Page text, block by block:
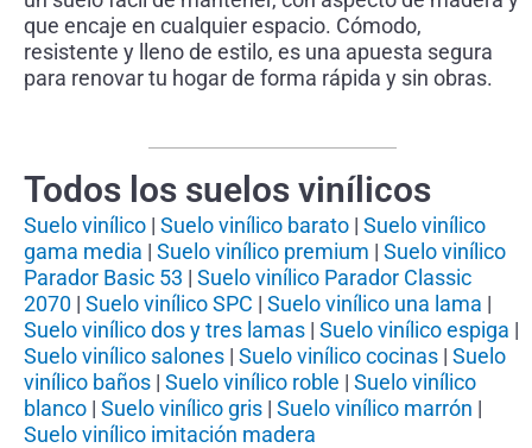
que encaje en cualquier espacio. Cómodo,
resistente y lleno de estilo, es una apuesta segura
para renovar tu hogar de forma rápida y sin obras.
Todos los suelos vinílicos
Suelo vinílico | Suelo vinílico barato | Suelo vinílico
gama media | Suelo vinílico premium | Suelo vinílico
Parador Basic 53 | Suelo vinílico Parador Classic
2070 | Suelo vinílico SPC | Suelo vinílico una lama |
Suelo vinílico dos y tres lamas | Suelo vinílico espiga |
Suelo vinílico salones | Suelo vinílico cocinas | Suelo
vinílico baños | Suelo vinílico roble | Suelo vinílico
blanco | Suelo vinílico gris | Suelo vinílico marrón |
Suelo vinílico imitación madera